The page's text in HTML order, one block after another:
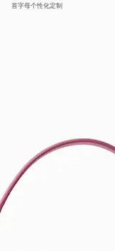
首字母个性化定制